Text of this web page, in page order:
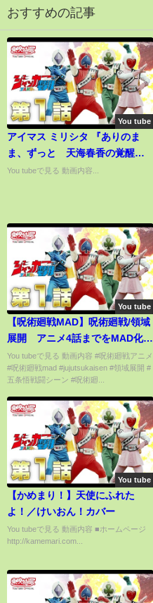
おすすめの記事
You tube
アイマス ミリシタ 『ありのま
ま、ずっと 天海春香の覚醒エ
ピソード』
You tubeで見る 動画内容...
You tube
【呪術廻戦MAD】呪術廻戦/領域
展開 アニメ4話までをMAD化し
てみた【ボッカデラベリタ/天
月】【静止画MAD】【高画質】
You tubeで見る 動画内容 #呪術廻戦アニメ
#呪術廻戦mad #jujutsukaisen #領域展開 #
五条悟戦闘シーン #呪術廻...
You tube
【かめまり！】天使にふれた
よ！／けいおん！カバー
You tubeで見る 動画内容 ■ホームページ
http://kamemari.com...